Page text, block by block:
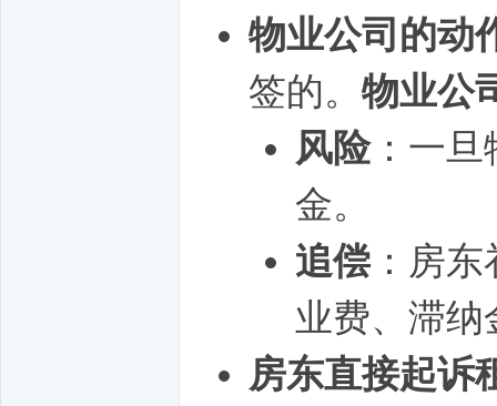
物业公司的动
签的。 物业公
风险：一旦
金。
追偿 ：房
业费、滞纳
房东直接起诉